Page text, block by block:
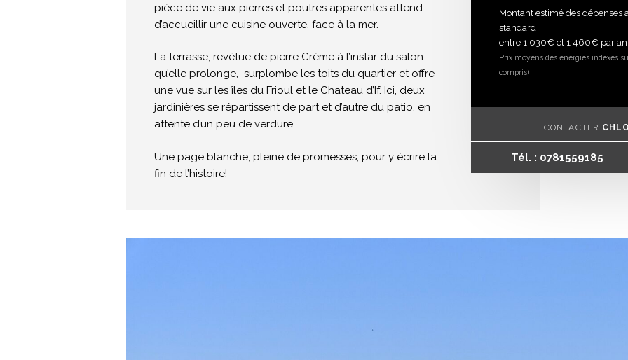
pièce de vie aux pierres et poutres apparentes attend
d’accueillir une cuisine ouverte, face à la mer.
La terrasse, revêtue de pierre Crème à l’instar du salon
qu’elle prolonge, surplombe les toits du quartier et offre
une vue sur les îles du Frioul et le Chateau d’If. Ici, deux
jardinières se répartissent de part et d’autre du patio, en
attente d’un peu de verdure.
Une page blanche, pleine de promesses, pour y écrire la
fin de l’histoire!
Montant estimé des dépenses
standard
entre 1 030€ et 1 460€ par an.
Prix moyens des énergies indexés
compris)
CONTACTER
Tél. : 0781559185